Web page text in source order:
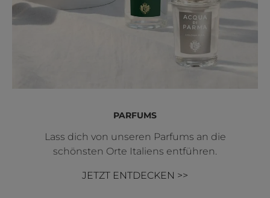
PARFUMS
Lass dich von unseren Parfums an die
schönsten Orte Italiens entführen.
JETZT ENTDECKEN >>